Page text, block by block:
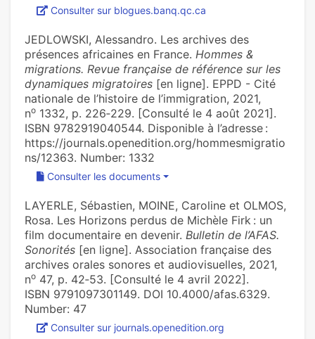
Consulter sur blogues.banq.qc.ca
JEDLOWSKI, Alessandro. Les archives des
présences africaines en France. Hommes &
migrations. Revue française de référence sur les
dynamiques migratoires [en ligne]. EPPD - Cité
nationale de l’histoire de l’immigration, 2021,
no 1332, p. 226‑229. [Consulté le 4 août 2021].
ISBN 9782919040544. Disponible à l’adresse :
https://journals.openedition.org/hommesmigratio
ns/12363. Number: 1332
Consulter les documents
LAYERLE, Sébastien, MOINE, Caroline et OLMOS,
Rosa. Les Horizons perdus de Michèle Firk : un
film documentaire en devenir. Bulletin de l’AFAS.
Sonorités [en ligne]. Association française des
archives orales sonores et audiovisuelles, 2021,
no 47, p. 42‑53. [Consulté le 4 avril 2022].
ISBN 9791097301149. DOI 10.4000/afas.6329.
Number: 47
Consulter sur journals.openedition.org